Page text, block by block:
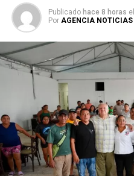
Villegas sostuvo que
aisladas a una política
ambiental que involucre a
comunidades,
Publicado hace 8 horas el
Por AGENCIA NOTICIAS